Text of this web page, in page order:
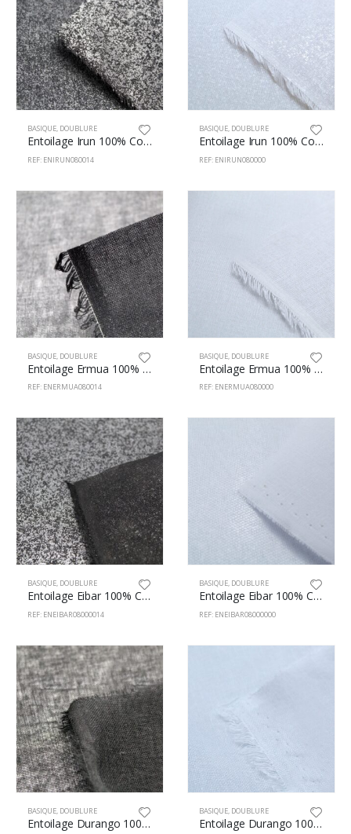
BASIQUE, DOUBLURE
Entoilage Irun 100% Coton 80cm Noir
REF: ENIRUN080014
BASIQUE, DOUBLURE
Entoilage Irun 100% Coton 80cm Blanc
REF: ENIRUN080000
BASIQUE, DOUBLURE
Entoilage Ermua 100% Coton 80cm Noir
REF: ENERMUA080014
BASIQUE, DOUBLURE
Entoilage Ermua 100% Coton 80cm Blanc
REF: ENERMUA080000
BASIQUE, DOUBLURE
Entoilage Eibar 100% Coton 80cm Noir
REF: ENEIBAR08000014
BASIQUE, DOUBLURE
Entoilage Eibar 100% Coton 80cm Blanc
REF: ENEIBAR08000000
BASIQUE, DOUBLURE
Entoilage Durango 100% Coton 80cm Noir
BASIQUE, DOUBLURE
Entoilage Durango 100% Coton 80cm Blanc